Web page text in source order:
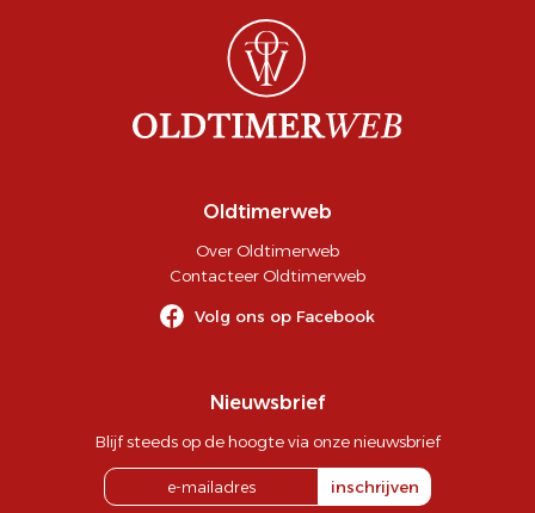
Oldtimerweb
Over Oldtimerweb
Contacteer Oldtimerweb
Volg ons op Facebook
Nieuwsbrief
Blijf steeds op de hoogte via onze nieuwsbrief
inschrijven